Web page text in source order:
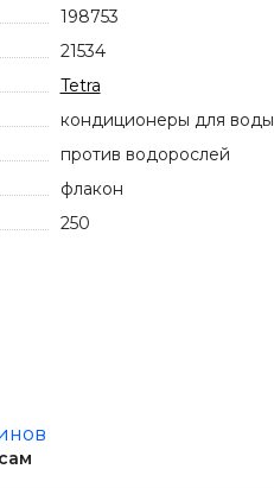
198753
21534
Tetra
кондиционеры для воды
против водорослей
флакон
250